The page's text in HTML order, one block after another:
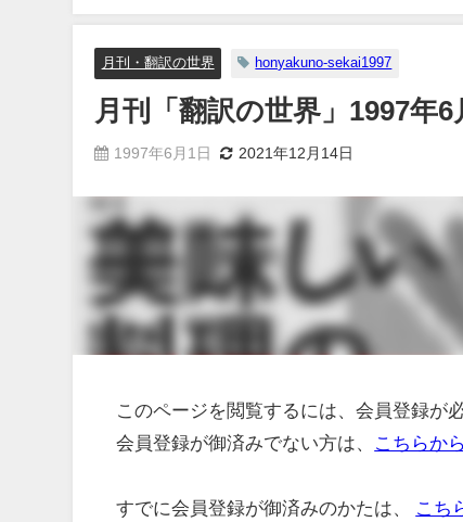
月刊・翻訳の世界 honyakuno-sekai1997
月刊「翻訳の世界」1997年6
1997年6月1日 2021年12月14日
このページを閲覧するには、会員登録が
会員登録が御済みでない方は、
こちらか
すでに会員登録が御済みのかたは、 こち